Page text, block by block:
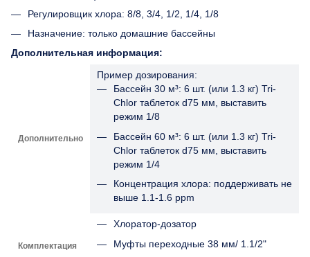
Регулировщик хлора: 8/8, 3/4, 1/2, 1/4, 1/8
Назначение: только домашние бассейны
Дополнительная информация:
Дополнительно
Пример дозирования:
Бассейн 30 м³: 6 шт. (или 1.3 кг) Tri-
Chlor таблеток d75 мм, выставить
режим 1/8
Бассейн 60 м³: 6 шт. (или 1.3 кг) Tri-
Chlor таблеток d75 мм, выставить
режим 1/4
Концентрация хлора: поддерживать не
выше 1.1-1.6 ppm
Комплектация
Хлоратор-дозатор
Муфты переходные 38 мм/ 1.1/2"